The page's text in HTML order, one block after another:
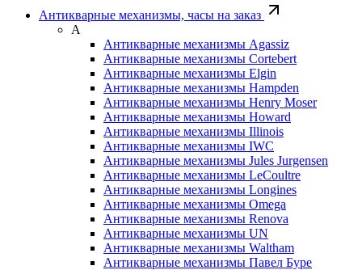
Антикварные механизмы, часы на заказ
А
Антикварные механизмы Agassiz
Антикварные механизмы Cortebert
Антикварные механизмы Elgin
Антикварные механизмы Hampden
Антикварные механизмы Henry Moser
Антикварные механизмы Howard
Антикварные механизмы Illinois
Антикварные механизмы IWC
Антикварные механизмы Jules Jurgensen
Антикварные механизмы LeCoultre
Антикварные механизмы Longines
Антикварные механизмы Omega
Антикварные механизмы Renova
Антикварные механизмы UN
Антикварные механизмы Waltham
Антикварные механизмы Павел Буре